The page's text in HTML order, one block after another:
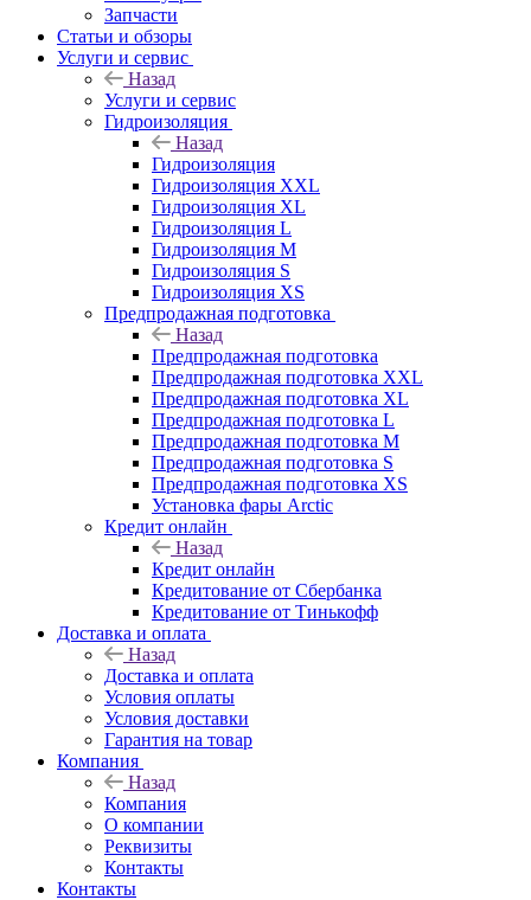
Запчасти
Статьи и обзоры
Услуги и сервис
Назад
Услуги и сервис
Гидроизоляция
Назад
Гидроизоляция
Гидроизоляция XXL
Гидроизоляция XL
Гидроизоляция L
Гидроизоляция M
Гидроизоляция S
Гидроизоляция XS
Предпродажная подготовка
Назад
Предпродажная подготовка
Предпродажная подготовка XXL
Предпродажная подготовка XL
Предпродажная подготовка L
Предпродажная подготовка M
Предпродажная подготовка S
Предпродажная подготовка XS
Установка фары Arctic
Кредит онлайн
Назад
Кредит онлайн
Кредитование от Сбербанка
Кредитование от Тинькофф
Доставка и оплата
Назад
Доставка и оплата
Условия оплаты
Условия доставки
Гарантия на товар
Компания
Назад
Компания
О компании
Реквизиты
Контакты
Контакты